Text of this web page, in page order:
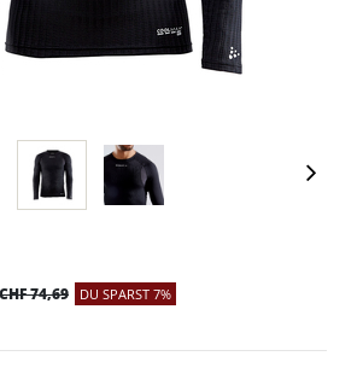
CHF 74,69 DU SPARST 7%